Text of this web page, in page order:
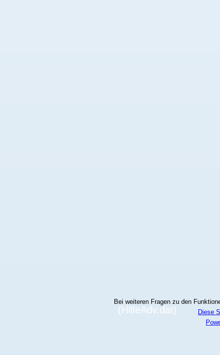
(HilfeAdv.dat)
Bei weiteren Fragen zu den
Diese